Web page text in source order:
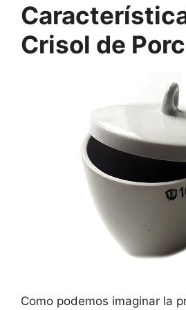
Crisol de
Como podemos imaginar la